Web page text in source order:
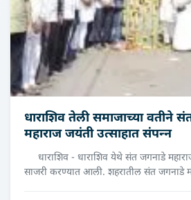
धाराशिव तेली समाजाच्‍या वतीने
महाराज जयंती उत्साहात संपन्‍न
धाराशिव - धाराशिव येथे संत जगनाडे
साजरी करण्यात आली. शहरातील संत जगनाडे